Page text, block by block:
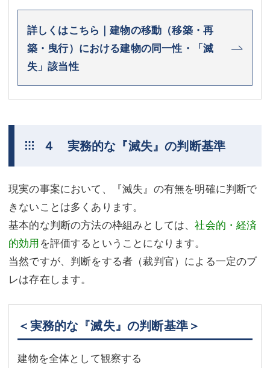
詳しくはこちら｜建物の移動（移築・再
築・曳行）における建物の同一性・「滅
失」該当性
４ 実務的な『滅失』の判断基準
現実の事案において、『滅失』の有無を明確に判断で
きないことは多くあります。
基本的な判断の方法の枠組みとしては、社会的・経済
的効用を評価するということになります。
当然ですが、判断をする者（裁判官）による一定のブ
レは存在します。
＜実務的な『滅失』の判断基準＞
建物を全体として観察する